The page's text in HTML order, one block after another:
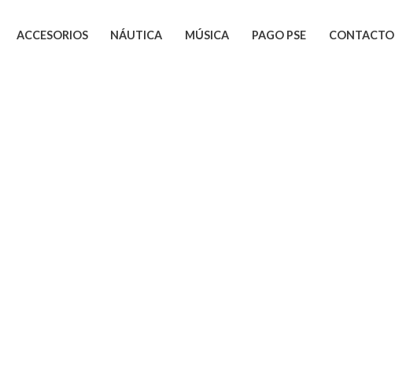
ACCESORIOS NÁUTICA MÚSICA PAGO PSE CONTACTO